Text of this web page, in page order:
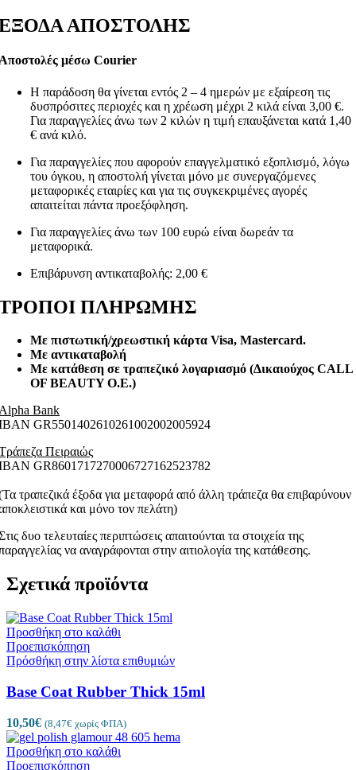
ΑΠΟΣΤΟΛΗΣ
μέσω Courier
Η παράδοση θα γίνεται εντός 2 – 4 ημερών με εξαίρεση τις
δυσπρόσιτες περιοχές και η χρέωση μέχρι 2 κιλά είναι 3,00 €.
Για παραγγελίες άνω των 2 κιλών η τιμή επαυξάνεται κατά 1,40
€ ανά κιλό.
Για παραγγελίες που αφορούν επαγγελματικό εξοπλισμό, λόγω
του όγκου, η αποστολή γίνεται μόνο με συνεργαζόμενες
μεταφορικές εταιρίες και για τις συγκεκριμένες αγορές
απαιτείται πάντα προεξόφληση.
Για παραγγελίες άνω των 100 ευρώ είναι δωρεάν τα
μεταφορικά.
Επιβάρυνση αντικαταβολής: 2,00 €
ΠΛΗΡΩΜΗΣ
Με πιστωτική/χρεωστική κάρτα Visa, Mastercard.
Με αντικαταβολή
Με κατάθεση σε τραπεζικό λογαριασμό (Δικαιούχος CALL
OF BEAUTY O.E.)
Bank
GR5501402610261002002005924
Πειραιώς
GR8601717270006727162523782
τραπεζικά έξοδα για μεταφορά από άλλη τράπεζα θα επιβαρύνουν
και μόνο τον πελάτη)
δυο τελευταίες περιπτώσεις απαιτούνται τα στοιχεία της
να αναγράφονται στην αιτιολογία της κατάθεσης.
Σχετικά προϊόντα
Προσθήκη στο καλάθι
Προεπισκόπηση
Πρόσθήκη στην λίστα επιθυμιών
Base Coat Rubber Thick 15ml
10,50€ (8,47€ χωρίς ΦΠΑ)
Προσθήκη στο καλάθι
Προεπισκόπηση